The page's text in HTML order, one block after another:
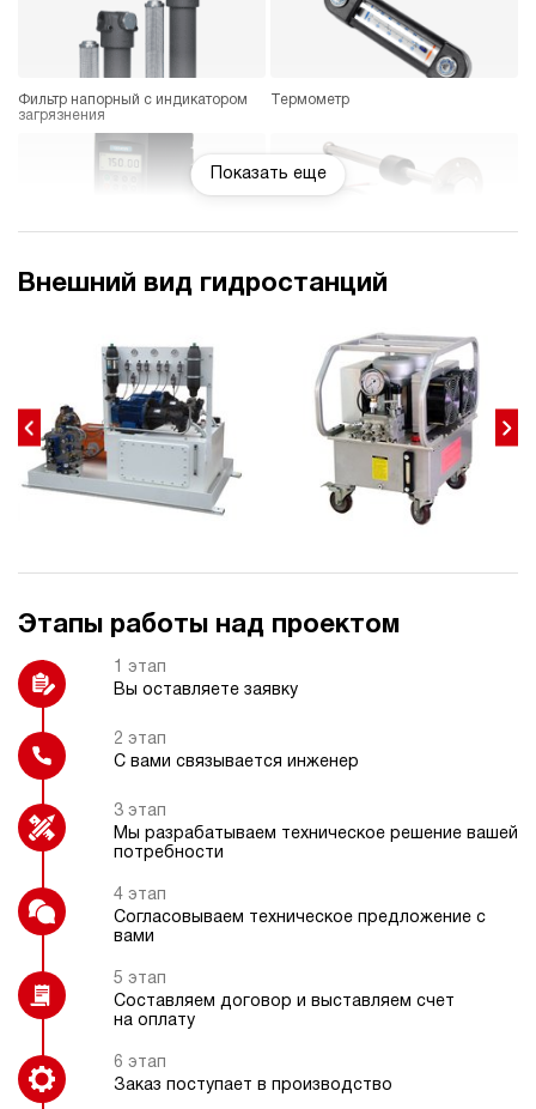
Фильтр напорный с индикатором
загрязнения
Термометр
Взрывозащищенное электрическое
исполнение
Гидравлический замок
Колеса
Регулятор расхода
Индикатор расхода
Показать еще
Внешний вид гидростанций
Этапы работы над проектом
1 этап
Вы оставляете заявку
2 этап
С вами связывается инженер
3 этап
Мы разрабатываем техническое решение вашей
потребности
4 этап
Согласовываем техническое предложение с
вами
5 этап
Составляем договор и выставляем счет
на оплату
6 этап
Заказ поступает в производство